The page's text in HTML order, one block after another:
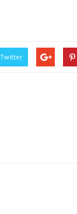
Twitter